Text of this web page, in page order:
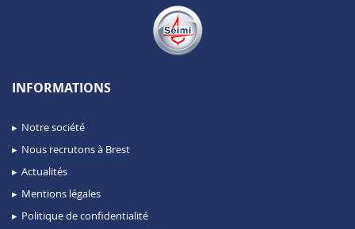
INFORMATIONS
Notre société
Nous recrutons à Brest
Actualités
Mentions légales
Politique de confidentialité